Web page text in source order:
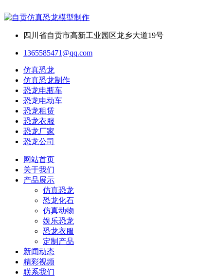
四川省自贡市高新工业园区龙乡大道19号
1365585471@qq.com
仿真恐龙
仿真恐龙制作
恐龙电瓶车
恐龙电动车
恐龙租赁
恐龙衣服
恐龙厂家
恐龙公司
网站首页
关于我们
产品展示
仿真恐龙
恐龙化石
仿真动物
娱乐恐龙
恐龙衣服
定制产品
新闻动态
精彩视频
联系我们